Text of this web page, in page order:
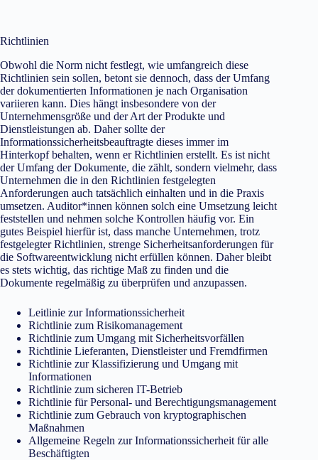
Richtlinien
Obwohl die Norm nicht festlegt, wie umfangreich diese
Richtlinien sein sollen, betont sie dennoch, dass der Umfang
der dokumentierten Informationen je nach Organisation
variieren kann. Dies hängt insbesondere von der
Unternehmensgröße und der Art der Produkte und
Dienstleistungen ab. Daher sollte der
Informationssicherheitsbeauftragte dieses immer im
Hinterkopf behalten, wenn er Richtlinien erstellt. Es ist nicht
der Umfang der Dokumente, die zählt, sondern vielmehr, dass
Unternehmen die in den Richtlinien festgelegten
Anforderungen auch tatsächlich einhalten und in die Praxis
umsetzen. Auditor*innen können solch eine Umsetzung leicht
feststellen und nehmen solche Kontrollen häufig vor. Ein
gutes Beispiel hierfür ist, dass manche Unternehmen, trotz
festgelegter Richtlinien, strenge Sicherheitsanforderungen für
die Softwareentwicklung nicht erfüllen können. Daher bleibt
es stets wichtig, das richtige Maß zu finden und die
Dokumente regelmäßig zu überprüfen und anzupassen.
Leitlinie zur Informationssicherheit
Richtlinie zum Risikomanagement
Richtlinie zum Umgang mit Sicherheitsvorfällen
Richtlinie Lieferanten, Dienstleister und Fremdfirmen
Richtlinie zur Klassifizierung und Umgang mit
Informationen
Richtlinie zum sicheren IT-Betrieb
Richtlinie für Personal- und Berechtigungsmanagement
Richtlinie zum Gebrauch von kryptographischen
Maßnahmen
Allgemeine Regeln zur Informationssicherheit für alle
Beschäftigten